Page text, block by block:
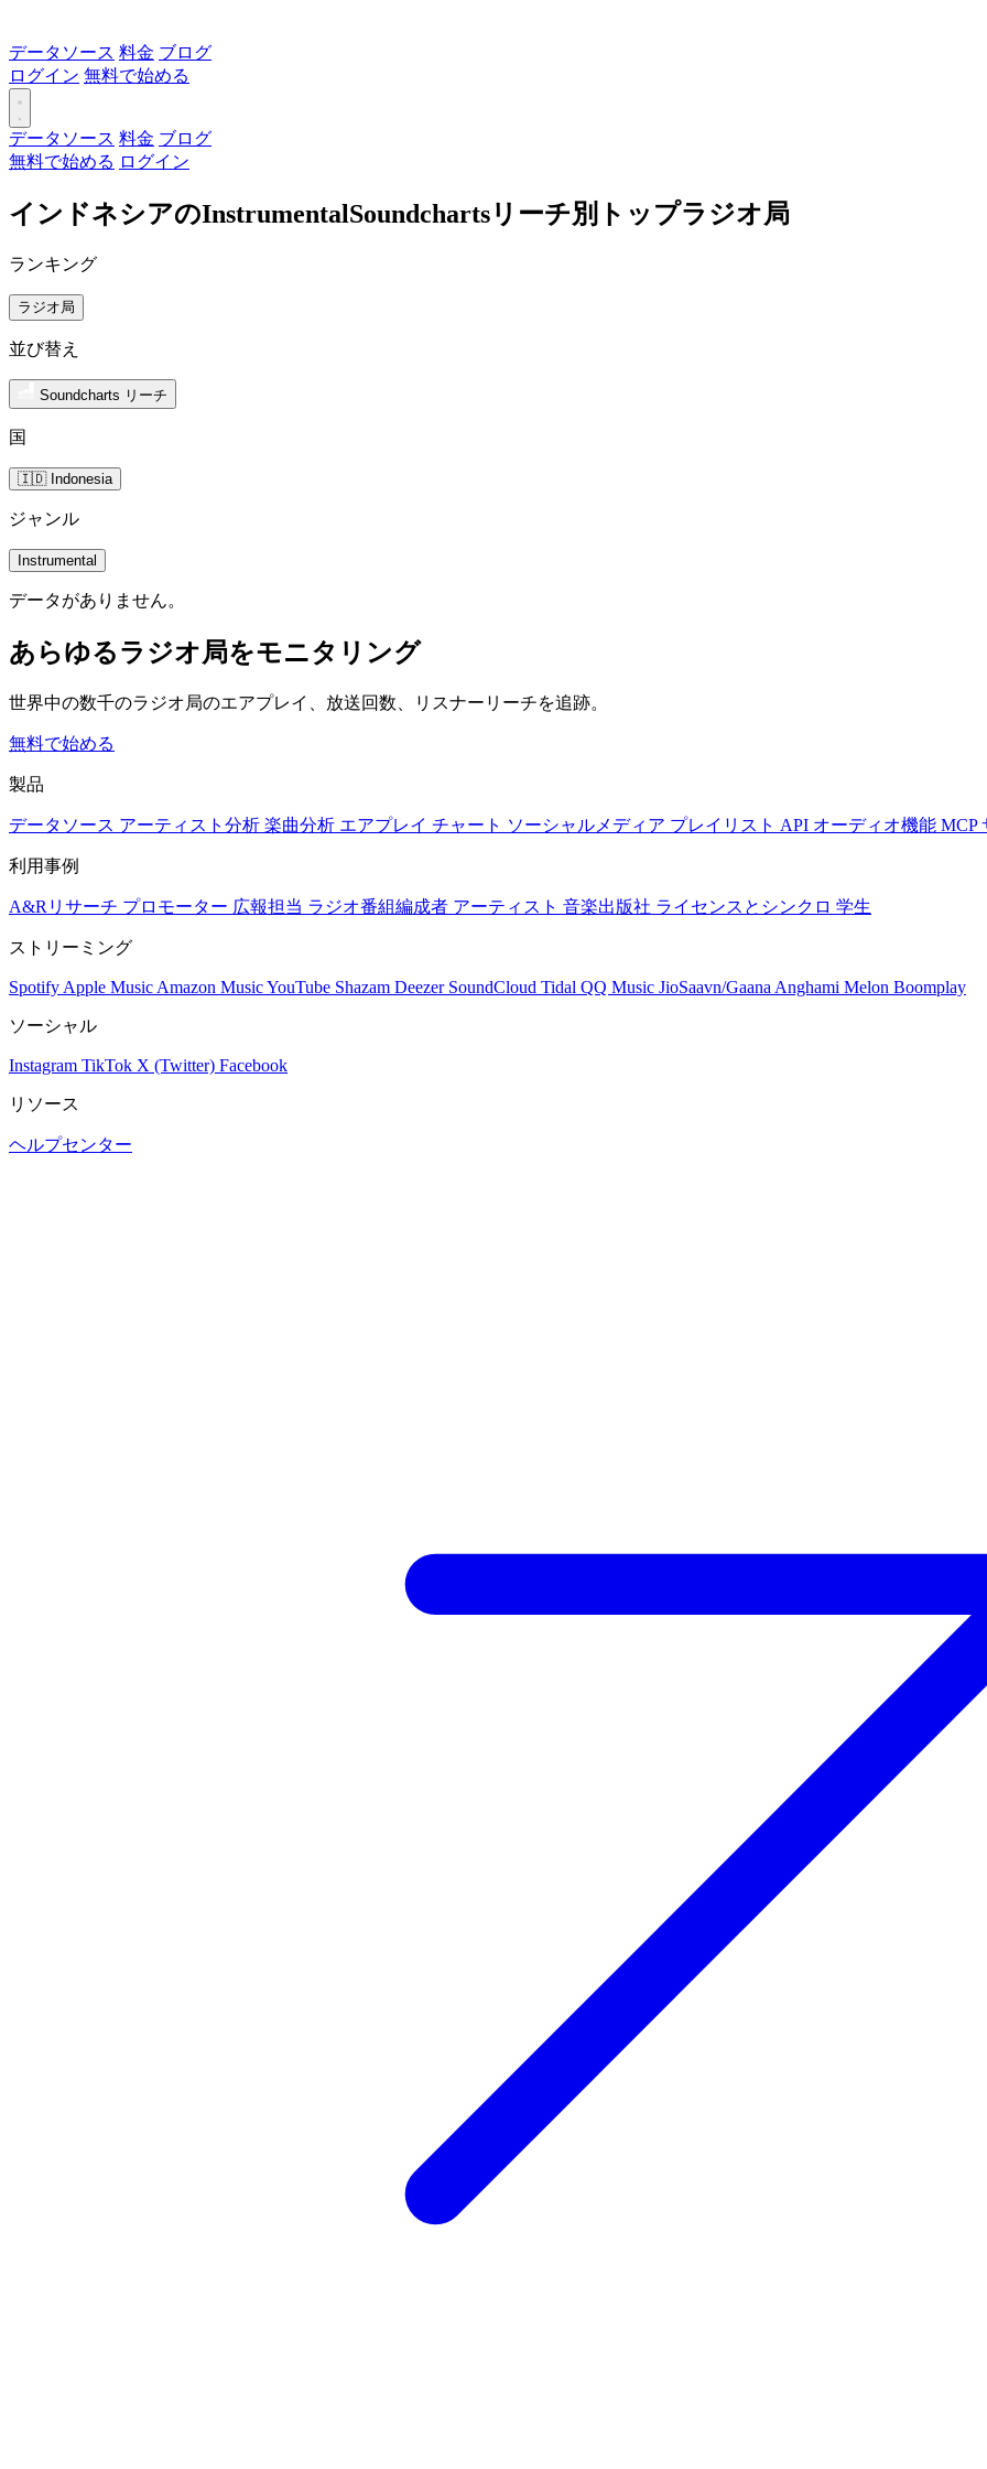
データソース 料金 ブログ
ログイン 無料で始める
データソース 料金 ブログ
無料で始める ログイン
インドネシアのInstrumentalSoundchartsリーチ別トップラジオ局
ランキング
ラジオ局
並び替え
Soundcharts リーチ
国
🇮🇩 Indonesia
ジャンル
Instrumental
データがありません。
あらゆるラジオ局をモニタリング
世界中の数千のラジオ局のエアプレイ、放送回数、リスナーリーチを追跡。
無料で始める
製品
データソース アーティスト分析 楽曲分析 エアプレイ チャート ソーシャルメディア プレイリスト API オーディオ機能 MCP
利用事例
A&Rリサーチ プロモーター 広報担当 ラジオ番組編成者 アーティスト 音楽出版社 ライセンスとシンクロ 学生
ストリーミング
Spotify Apple Music Amazon MusicYouTube Shazam Deezer SoundCloud Tidal QQ Music JioSaavn/Gaana Anghami Melon Boomplay
ソーシャル
Instagram TikTok X (Twitter) Facebook
リソース
ヘルプセンター